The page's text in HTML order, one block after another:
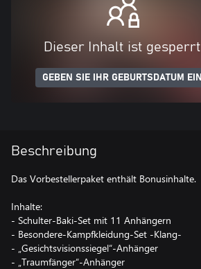
Dieser Inhalt ist gesperrt
GEBEN SIE IHR GEBURTSDATUM EIN
Beschreibung
Das Vorbestellerpaket enthält Bonusinhalte.
Inhalte:
- Schulter-Baki-Set mit 11 Anhängern
- Besondere-Kampfkleidung-Set -Klang-
- „Gesichtsvisionssiegel“-Anhänger
- „Traumfänger“-Anhänger